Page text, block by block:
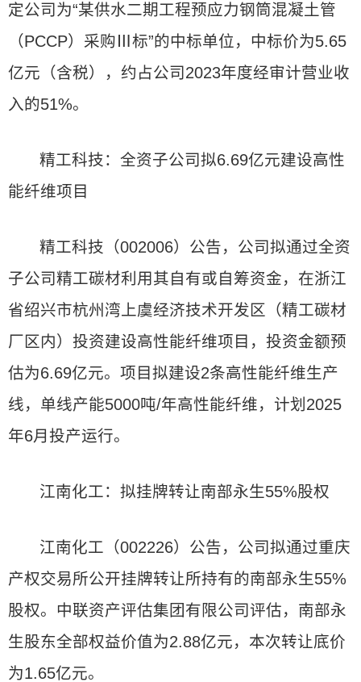
定公司为“某供水二期工程预应力钢筒混凝土管
（PCCP）采购Ⅲ标”的中标单位，中标价为5.65
亿元（含税），约占公司2023年度经审计营业收
入的51%。
精工科技：全资子公司拟6.69亿元建设高性
能纤维项目
精工科技（002006）公告，公司拟通过全资
子公司精工碳材利用其自有或自筹资金，在浙江
省绍兴市杭州湾上虞经济技术开发区（精工碳材
厂区内）投资建设高性能纤维项目，投资金额预
估为6.69亿元。项目拟建设2条高性能纤维生产
线，单线产能5000吨/年高性能纤维，计划2025
年6月投产运行。
江南化工：拟挂牌转让南部永生55%股权
江南化工（002226）公告，公司拟通过重庆
产权交易所公开挂牌转让所持有的南部永生55%
股权。中联资产评估集团有限公司评估，南部永
生股东全部权益价值为2.88亿元，本次转让底价
为1.65亿元。